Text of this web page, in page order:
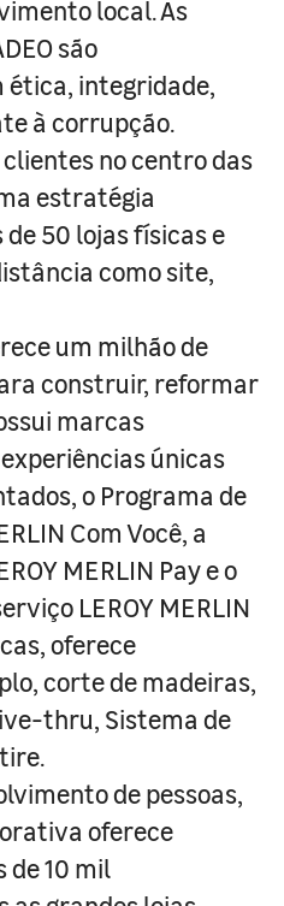
local. As
são
integridade,
à corrupção.
no centro das
estratégia
50 lojas físicas e
como site,
um milhão de
construir, reformar
marcas
únicas
o Programa de
Com Você, a
MERLIN Pay e o
LEROY MERLIN
oferece
corte de madeiras,
thru, Sistema de
de pessoas,
oferece
de 10 mil